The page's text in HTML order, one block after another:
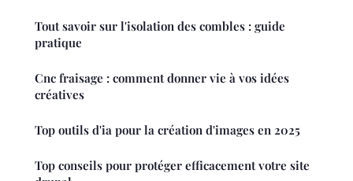
Tout savoir sur l'isolation des combles : guide
pratique
Cnc fraisage : comment donner vie à vos idées
créatives
Top outils d'ia pour la création d'images en 2025
Top conseils pour protéger efficacement votre site